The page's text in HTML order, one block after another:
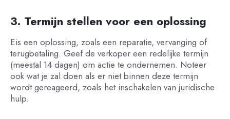
3. Termijn stellen voor een oplossing
Eis een oplossing, zoals een reparatie, vervanging of
terugbetaling. Geef de verkoper een redelijke termijn
(meestal 14 dagen) om actie te ondernemen. Noteer
ook wat je zal doen als er niet binnen deze termijn
wordt gereageerd, zoals het inschakelen van juridische
hulp.